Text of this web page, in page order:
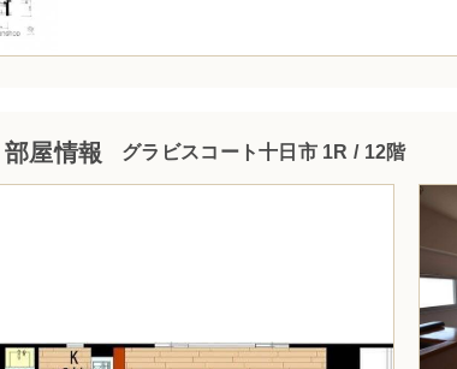
部屋情報 グラビスコート十日市 1R / 12階